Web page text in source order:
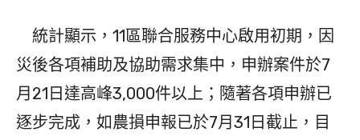
統計顯示，11區聯合服務中心啟用初期，因
災後各項補助及協助需求集中，申辦案件於7
月21日達高峰3,000件以上；隨著各項申辦已
逐步完成，如農損申報已於7月31日截止，目